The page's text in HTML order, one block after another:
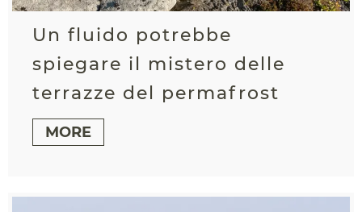
Un fluido potrebbe
spiegare il mistero delle
terrazze del permafrost
MORE